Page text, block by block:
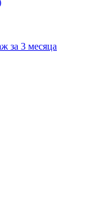
за 3 месяца